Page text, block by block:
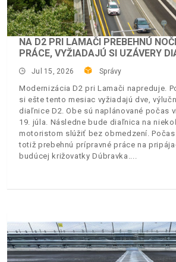
NA D2 PRI LAMAČI PREBEHNÚ
PRÁCE, VYŽIADAJÚ SI UZÁVERY
Jul 15, 2026 Správy
Modernizácia D2 pri Lamači napreduje.
si ešte tento mesiac vyžiadajú dve,
diaľnice D2. Obe sú naplánované počas
19. júla. Následne bude diaľnica na
motoristom slúžiť bez obmedzení.
totiž prebehnú prípravné práce na
budúcej križovatky Dúbravka.